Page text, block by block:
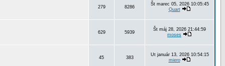
279 8286
Št marec 05, 2026 10:05:45
Quart
629 5939
Št máj 28, 2026 21:44:59
moses
45 383
Ut január 13, 2026 10:54:15
miero